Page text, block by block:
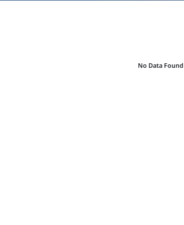
No Data Found